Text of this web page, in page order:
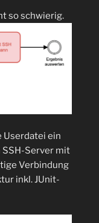
so schwierig.
Userdatei ein
SSH-Server mit
Verbindung
inkl. JUnit-